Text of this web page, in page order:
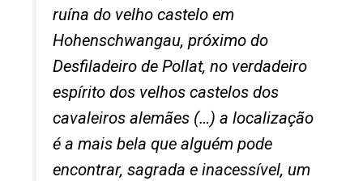
ruína do velho castelo em
Hohenschwangau, próximo do
Desfiladeiro de Pollat, no verdadeiro
espírito dos velhos castelos dos
cavaleiros alemães (…) a localização
é a mais bela que alguém pode
encontrar, sagrada e inacessível, um